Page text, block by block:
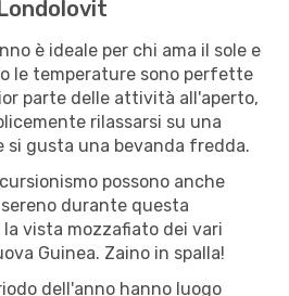
è ideale per chi ama il sole e
le temperature sono perfette
parte delle attività all'aperto,
rilassarsi su una
si gusta una bevanda fredda.
possono anche
durante questa
vista mozzafiato dei vari
Guinea. Zaino in spalla!
dell'anno hanno luogo